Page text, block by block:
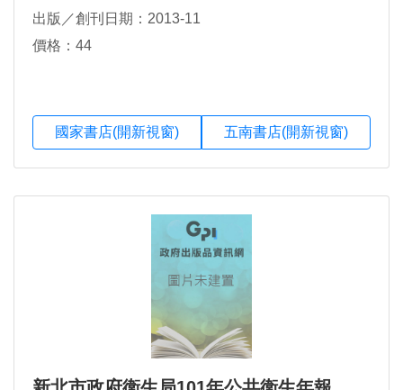
出版／創刊日期：2013-11
價格：44
國家書店(開新視窗) 五南書店(開新視窗)